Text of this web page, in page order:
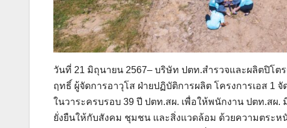
วันที่ 21 มิถุนายน 2567– บริษัท ปตท.สำรวจและผลิตปิโต
ฤทธิ์ ผู้จัดการอาวุโส ฝ่ายปฏิบัติการผลิต โครงการเอส 1 จั
ในวาระครบรอบ 39 ปี ปตท.สผ. เพื่อให้พนักงาน ปตท.สผ
ยั่งยืนให้กับสังคม ชุมชน และสิ่งแวดล้อม ด้วยความตระ